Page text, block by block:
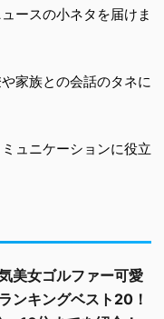
ースの小ネタを届けま
家族との会話のタネに
ュニケーションに役立
美女ゴルファー可愛
ンキングベスト20！